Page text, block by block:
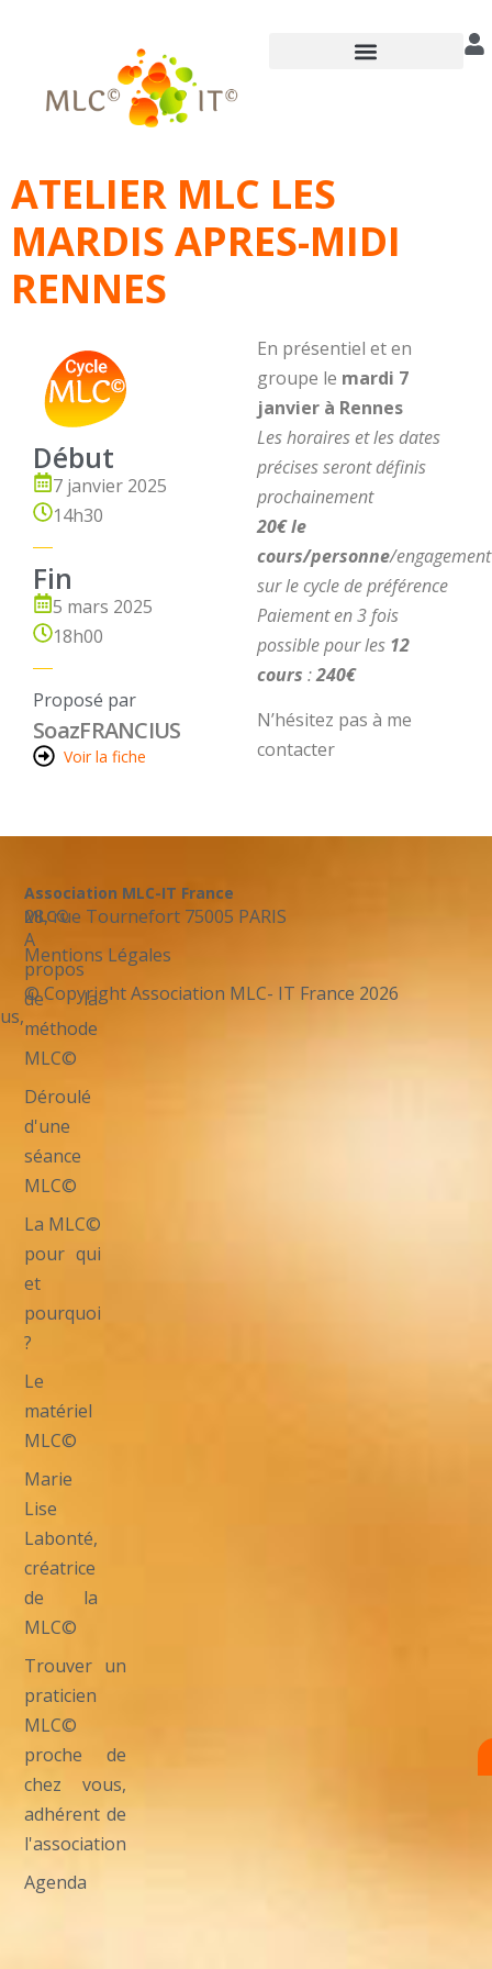
ATELIER MLC LES
MARDIS APRES-MIDI
RENNES
Début
7 janvier 2025
14h30
Fin
5 mars 2025
18h00
Proposé par
SoazFRANCIUS
Voir la fiche
En présentiel et en
groupe le mardi 7
janvier à Rennes
Les horaires et les dates
précises seront définis
prochainement
20€ le
cours/personne/engagement
sur le cycle de préférence
Paiement en 3 fois
possible pour les 12
cours :240€
N’hésitez pas à me
contacter
Association MLC-IT France
28, rue Tournefort 75005 PARIS
Mentions Légales
© Copyright Association MLC- IT France 2026
MLC©
A
propos
de la
méthode
MLC©
Déroulé
d'une
séance
MLC©
La MLC©
pour qui
et
pourquoi
?
Le
matériel
MLC©
Marie
Lise
Labonté,
créatrice
de la
MLC©
Trouver un
praticien
MLC©
proche de
chez vous,
adhérent de
l'association
Agenda